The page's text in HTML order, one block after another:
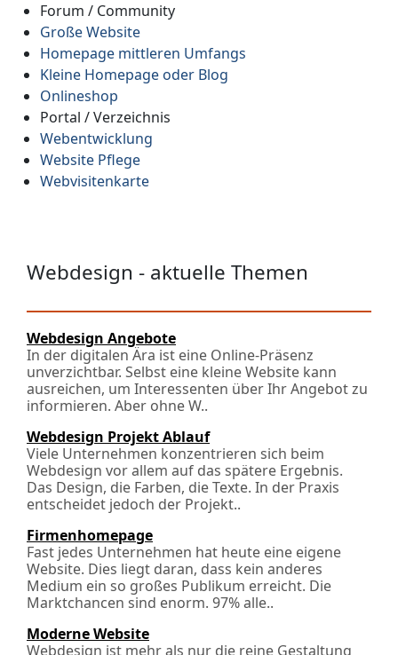
Forum / Community
Große Website
Homepage mittleren Umfangs
Kleine Homepage oder Blog
Onlineshop
Portal / Verzeichnis
Webentwicklung
Website Pflege
Webvisitenkarte
Webdesign - aktuelle Themen
Webdesign Angebote
In der digitalen Ära ist eine Online-Präsenz
unverzichtbar. Selbst eine kleine Website kann
ausreichen, um Interessenten über Ihr Angebot zu
informieren. Aber ohne W..
Webdesign Projekt Ablauf
Viele Unternehmen konzentrieren sich beim
Webdesign vor allem auf das spätere Ergebnis.
Das Design, die Farben, die Texte. In der Praxis
entscheidet jedoch der Projekt..
Firmenhomepage
Fast jedes Unternehmen hat heute eine eigene
Website. Dies liegt daran, dass kein anderes
Medium ein so großes Publikum erreicht. Die
Marktchancen sind enorm. 97% alle..
Moderne Website
Webdesign ist mehr als nur die reine Gestaltung